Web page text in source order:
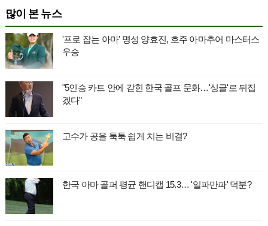
많이 본 뉴스
'프로 잡는 아마' 명성 양효진, 호주 아마추어 마스터스
우승
"5인승 카트 안에 갇힌 한국 골프 문화…'싱글'로 뒤집
겠다"
고수가 공을 툭툭 쉽게 치는 비결?
한국 아마 골퍼 평균 핸디캡 15.3… '일파만파' 덕분?